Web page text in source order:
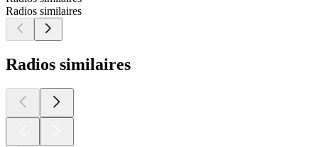
Radios similaires
Radios similaires